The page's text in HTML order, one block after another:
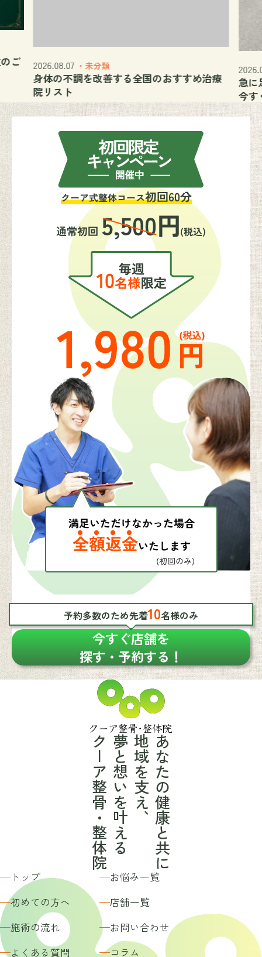
ご 2026.08.07 ・未分類
身体の不調を改善する全国のおすすめ治療
院リスト
急に
今す
予約多数のため先着10名様のみ
今すぐ店舗を
探す・予約する！
あなたの健康と共に
地域を支え、
夢と想いを叶える
クーア整骨・整体院
トップ
お悩み一覧
初めての方へ
店舗一覧
施術の流れ
お問い合わせ
よくある質問
コラム